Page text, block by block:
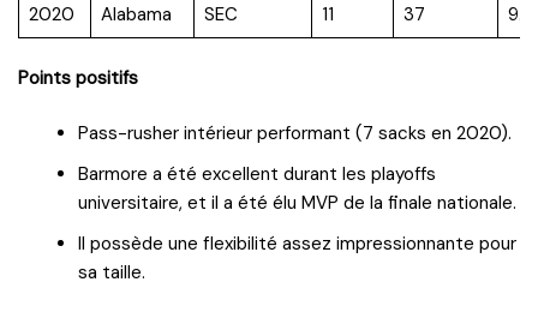
2020
Alabama SEC 11 37 9.5
Points positifs
Pass-rusher intérieur performant (7 sacks en 2020).
Barmore a été excellent durant les playoffs
universitaire, et il a été élu MVP de la finale nationale.
Il possède une flexibilité assez impressionnante pour
sa taille.